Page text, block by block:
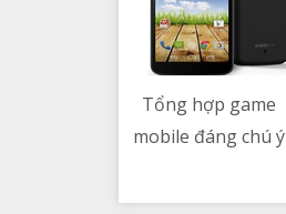
Tổng hợp game
mobile đáng chú ý
5/2021